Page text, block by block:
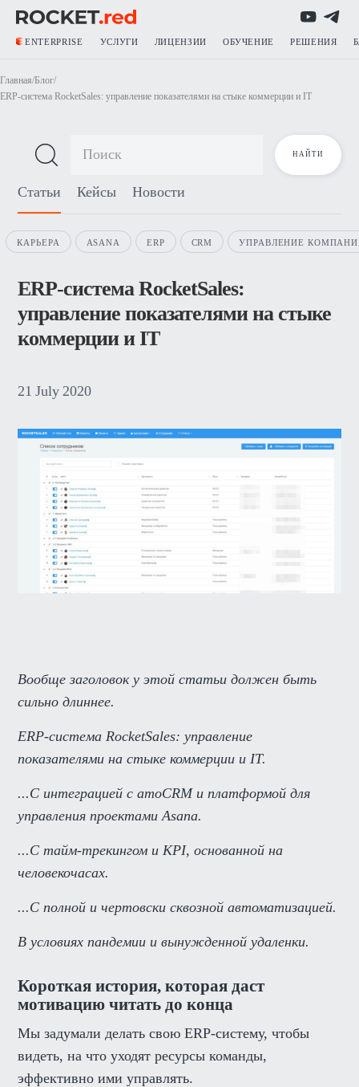
ENTERPRISE УСЛУГИ ЛИЦЕНЗИИ ОБУЧЕНИЕ РЕШЕНИЯ
Блог о продажах
Статьи Кейсы Новости
КАРЬЕРА ASANA ERP CRM УПРАВЛЕНИЕ
ERP-система RocketSales:
управление показателями на стыке
коммерции и IT
21 July 2020
Вообще заголовок у этой статьи должен быть
сильно длиннее.
ERP-система RocketSales: управление
показателями на стыке коммерции и IT.
...С интеграцией с amoCRM и платформой для
управления проектами Asana.
...С тайм-трекингом и KPI, основанной на
человекочасах.
...С полной и чертовски сквозной автоматизацией.
В условиях пандемии и вынужденной удаленки.
Короткая история, которая даст
мотивацию читать до конца
Мы задумали делать свою ERP-систему, чтобы
видеть, на что уходят ресурсы команды,
эффективно ими управлять.
Главная/Блог/
ERP-система RocketSales: управление показателями на стыке коммерции и IT